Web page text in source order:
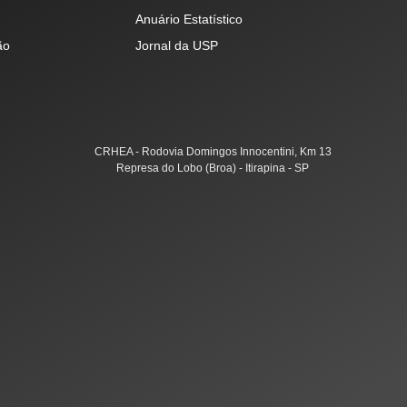
Anuário Estatístico
Jornal da USP
CRHEA - Rodovia Domingos Innocentini, Km 13
Represa do Lobo (Broa) - Itirapina - SP